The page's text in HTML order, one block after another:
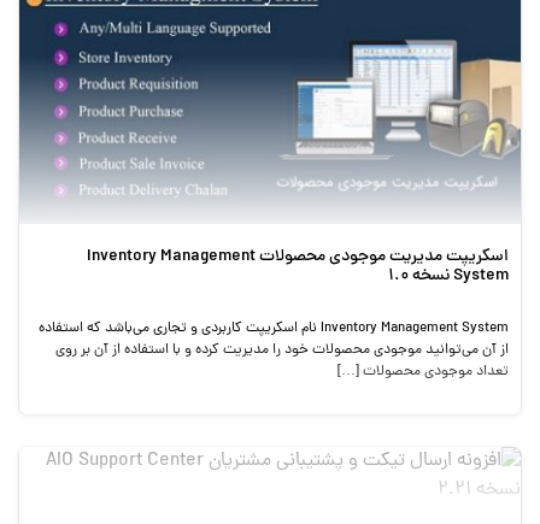
اسکریپت مدیریت موجودی محصولات Inventory Management
System نسخه 1.0
Inventory Management System نام اسکریپت کاربردی و تجاری می‌باشد که استفاده
از آن می‌توانید موجودی محصولات خود را مدیریت کرده و با استفاده از آن بر روی
تعداد موجودی محصولات […]